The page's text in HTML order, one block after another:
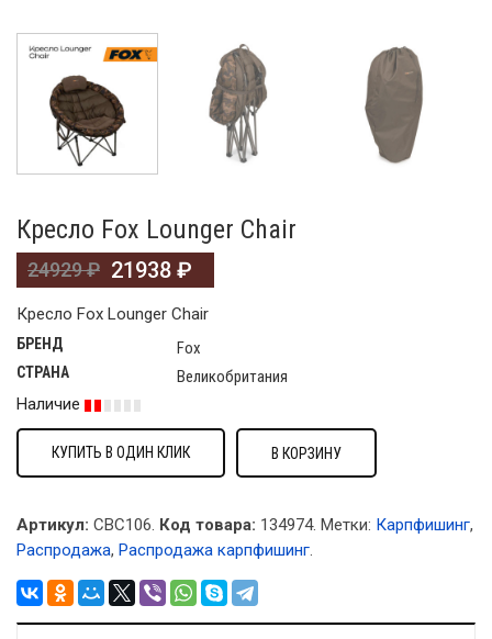
Кресло Fox Lounger Chair
24929₽ 21938 ₽
Кресло Fox Lounger Chair
БРЕНД Fox
СТРАНА
Великобритания
Наличие
КУПИТЬ В ОДИН КЛИК В КОРЗИНУ
Артикул: CBC106. Код товара: 134974. Метки: Карпфишинг,
Распродажа, Распродажа карпфишинг.